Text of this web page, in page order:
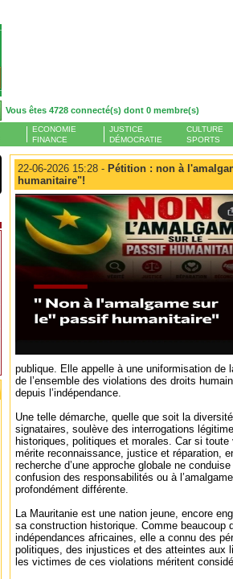
Vous êtes 4728 connecté(s) dont 0 membre(s)
ECONOMIE
FINANCE
JUSTICE
DÉMOCRATIE
CULTURE
SPORTS
22-06-2026 15:28 - Pétition : non à
humanitaire"!
publique. Elle appelle à une uniformisation de
de l’ensemble des violations des droits
depuis l’indépendance.
Une telle démarche, quelle que soit la
signataires, soulève des interrogations
historiques, politiques et morales. Car si
mérite reconnaissance, justice et réparation,
recherche d’une approche globale ne
confusion des responsabilités ou à
profondément différente.
La Mauritanie est une nation jeune, encore
sa construction historique. Comme beaucoup
indépendances africaines, elle a connu des
politiques, des injustices et des atteintes aux
les victimes de ces violations méritent